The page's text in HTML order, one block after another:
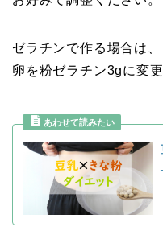
ゼラチンで作る場合は、
卵を粉ゼラチン3gに変更